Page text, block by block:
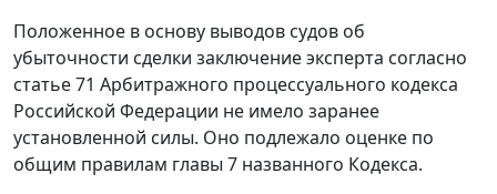
Положенное в основу выводов судов об
убыточности сделки заключение эксперта согласно
статье 71 Арбитражного процессуального кодекса
Российской Федерации не имело заранее
установленной силы. Оно подлежало оценке по
общим правилам главы 7 названного Кодекса.